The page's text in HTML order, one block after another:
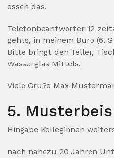
essen das.
Telefonbeantworter 12
gehts, in meinem Buro (6.
Bitte bringt den Teller,
Wasserglas Mittels.
Viele Gru?e Max
5.
Hingabe Kolleginnen
nach nahezu 20 Jahren